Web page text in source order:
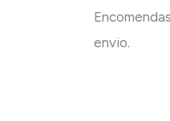
envio.